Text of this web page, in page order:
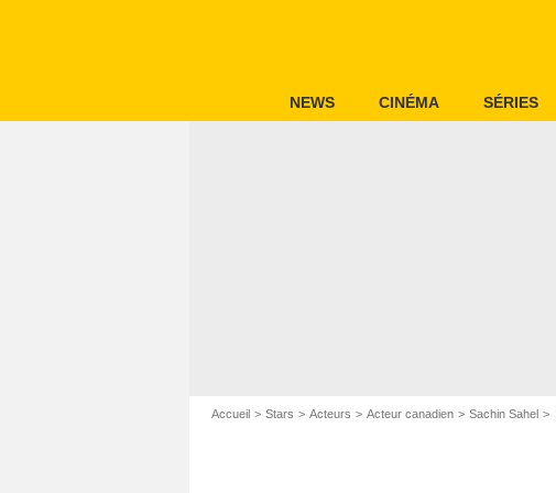
NEWS CINÉMA SÉRIES
Accueil Stars Acteurs Acteur canadien Sachin Sahel